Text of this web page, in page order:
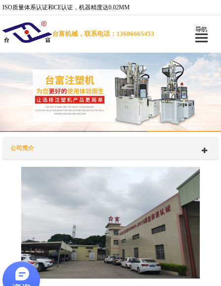
ISO质量体系认证和CE认证，机器精度达0.02MM
台富机械，联系电话：13686665453
公司简介